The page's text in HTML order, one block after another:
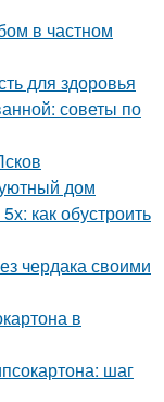
в частном
для здоровья
советы по
дом
как обустроить
чердака своими
в
шаг